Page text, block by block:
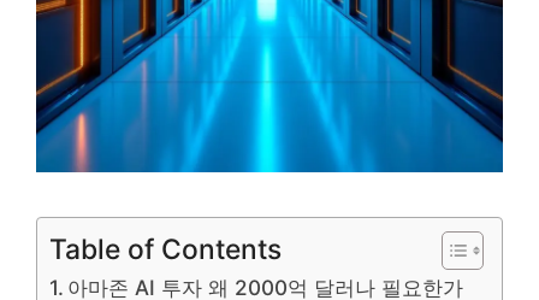
Table of Contents
아마존 AI 투자 왜 2000억 달러나 필요한가